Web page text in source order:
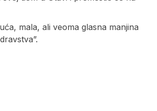
mala, ali veoma glasna manjina